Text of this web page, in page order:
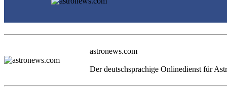
astronews.com
Der deutschsprachige Onlinedienst für